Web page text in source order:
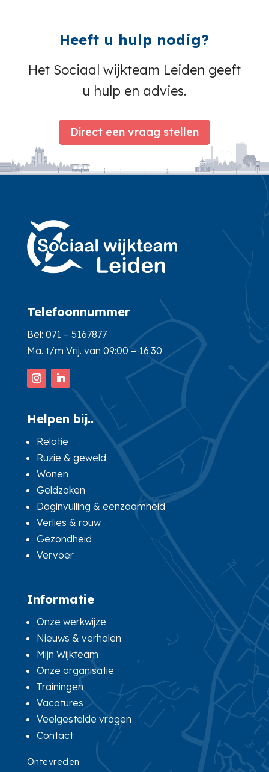
Heeft u hulp nodig?
Het Sociaal wijkteam Leiden geeft
u hulp en advies.
Direct een vraag stellen
Telefoonnummer
Bel: 071 – 5167877
Ma. t/m Vrij. van 09:00 – 16.30
Helpen bij..
Relatie
Ruzie & geweld
Wonen
Geldzaken
Daginvulling & eenzaamheid
Verlies & rouw
Gezondheid
Vervoer
Informatie
Onze werkwijze
Nieuws & verhalen
Mijn Wijkteam
Onze organisatie
Trainingen
Vacatures
Veelgestelde vragen
Contact
Ontevreden